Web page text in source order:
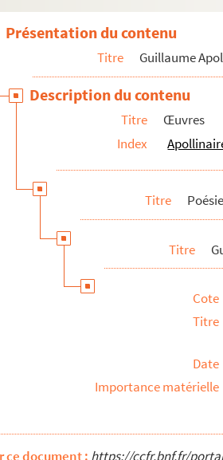
Publications d'œuvres
Bibliographie des œuvres
Dessins
Correspondance
Etudes
Célébration et rayonnement
Pierre-Marcel Adéma
Présentation du contenu
Titre Guillaume
Description du contenu
Titre
Œuvres
Index
Titre
Titre
Cote
Titre
Date
Importance matérielle
ce document : https://ccfr.bnf.fr/